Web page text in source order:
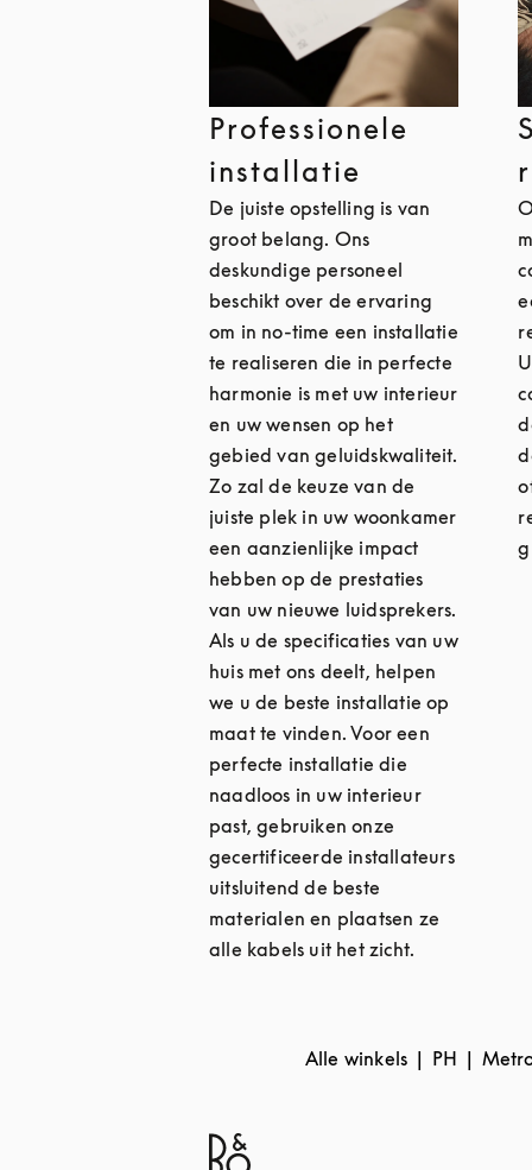
Professionele
installatie
De juiste opstelling is van
groot belang. Ons
deskundige personeel
beschikt over de ervaring
om in no-time een installatie
te realiseren die in perfecte
harmonie is met uw interieur
en uw wensen op het
gebied van geluidskwaliteit.
Zo zal de keuze van de
juiste plek in uw woonkamer
een aanzienlijke impact
hebben op de prestaties
van uw nieuwe luidsprekers.
Als u de specificaties van uw
huis met ons deelt, helpen
we u de beste installatie op
maat te vinden. Voor een
perfecte installatie die
naadloos in uw interieur
past, gebruiken onze
gecertificeerde installateurs
uitsluitend de beste
materialen en plaatsen ze
alle kabels uit het zicht.
Alle winkels PH